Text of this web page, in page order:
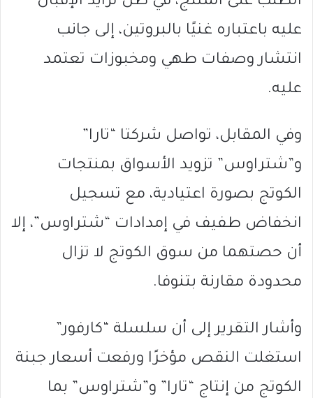
عليه باعتباره غنيًا بالبروتين، إلى جانب
انتشار وصفات طهي ومخبوزات تعتمد
عليه.
وفي المقابل، تواصل شركتا “تارا”
و”شتراوس” تزويد الأسواق بمنتجات
الكوتج بصورة اعتيادية، مع تسجيل
انخفاض طفيف في إمدادات “شتراوس”، إلا
أن حصتهما من سوق الكوتج لا تزال
محدودة مقارنة بتنوفا.
وأشار التقرير إلى أن سلسلة “كارفور”
استغلت النقص مؤخرًا ورفعت أسعار جبنة
الكوتج من إنتاج “تارا” و”شتراوس” بما